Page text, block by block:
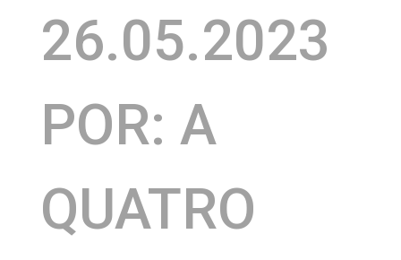
26.05.2023
POR: A
QUATRO